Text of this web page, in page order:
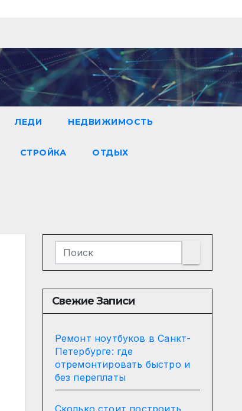
ЛЕДИ НЕДВИЖИМОСТЬ
СТРОЙКА ОТДЫХ
Свежие Записи
Ремонт ноутбуков в Санкт-
Петербурге: где
отремонтировать быстро и
без переплаты
Сколько стоит построить